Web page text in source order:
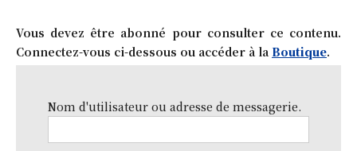
Vous devez être abonné pour consulter ce contenu.
Connectez-vous ci-dessous ou accéder à la Boutique.
Nom d'utilisateur ou adresse de messagerie.